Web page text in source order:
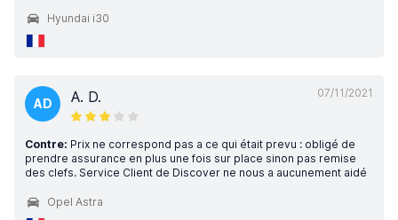
Hyundai i30
07/11/2021
AD A. D.
Contre: Prix ne correspond pas a ce qui était prevu : obligé de
prendre assurance en plus une fois sur place sinon pas remise
des clefs. Service Client de Discover ne nous a aucunement aidé
Opel Astra